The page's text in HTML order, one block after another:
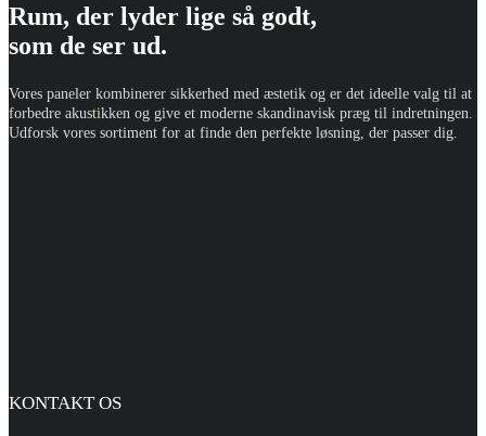
Rum, der lyder lige så godt,
som de ser ud.
Vores paneler kombinerer sikkerhed med æstetik og er det ideelle valg til at
forbedre akustikken og give et moderne skandinavisk præg til indretningen.
Udforsk vores sortiment for at finde den perfekte løsning, der passer dig.
KONTAKT OS